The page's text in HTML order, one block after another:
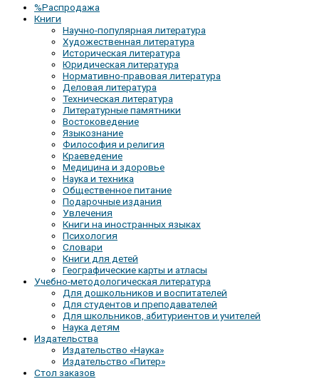
%Распродажа
Книги
Научно-популярная литература
Художественная литература
Историческая литература
Юридическая литература
Нормативно-правовая литература
Деловая литература
Техническая литература
Литературные памятники
Востоковедение
Языкознание
Философия и религия
Краеведение
Медицина и здоровье
Наука и техника
Общественное питание
Подарочные издания
Увлечения
Книги на иностранных языках
Психология
Словари
Книги для детей
Географические карты и атласы
Учебно-методологическая литература
Для дошкольников и воспитателей
Для студентов и преподавателей
Для школьников, абитуриентов и учителей
Наука детям
Издательства
Издательство «Наука»
Издательство «Питер»
Стол заказов